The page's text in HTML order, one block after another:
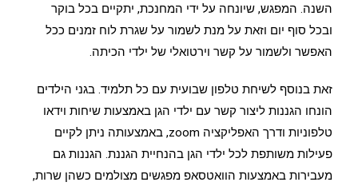
השנה. המפגש, שיונחה על ידי המחנכת, יתקיים בכל בוקר
ובכל סוף יום וזאת על מנת לשמור על שגרת לוח זמנים ככל
האפשר ולשמור על קשר וירטואלי של ילדי הכיתה.
זאת בנוסף לשיחת טלפון שבועית עם כל תלמיד. בגני הילדים
הונחו הגננות ליצור קשר עם ילדי הגן באמצעות שיחות וידאו
טלפוניות ודרך האפליקציה zoom, באמצעותה ניתן לקיים
פעילות משותפת לכל ילדי הגן בהנחיית הגננת. הגננות גם
מעבירות באמצעות הוואטסאפ מפגשים מצולמים כשהן שרות,